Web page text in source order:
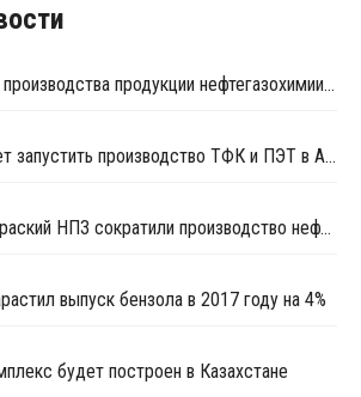
В 2025 году объем производства продукции нефтегазохимии в Казахстане вырос на 12%
Казахстан планирует запустить производство ТФК и ПЭТ в Атырау в 2029 году
Энергосбои на Атыраский НПЗ сократили производство нефтепродукции в 2 раза
выпуск бензола в 2017 году на 4%
будет построен в Казахстане